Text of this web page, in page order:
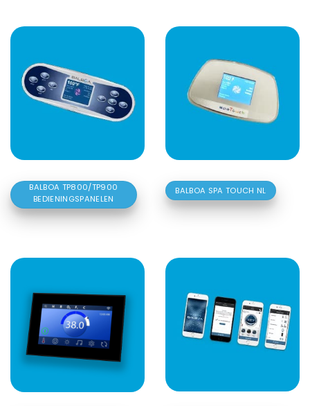
BALBOA TP800/TP900
BEDIENINGSPANELEN
BALBOA SPA TOUCH NL